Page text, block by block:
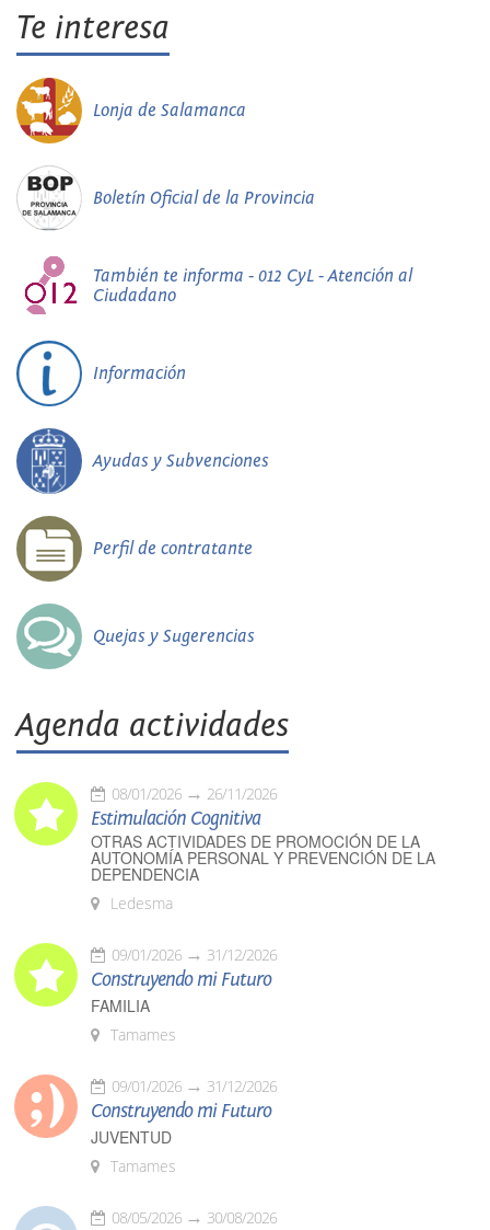
Te interesa
Lonja de Salamanca
Boletín Oficial de la Provincia
También te informa - 012 CyL - Atención al
Ciudadano
Información
Ayudas y Subvenciones
Perfil de contratante
Quejas y Sugerencias
Agenda actividades
08/01/2026 26/11/2026
Estimulación Cognitiva
OTRAS ACTIVIDADES DE PROMOCIÓN DE LA
AUTONOMÍA PERSONAL Y PREVENCIÓN DE LA
DEPENDENCIA
Ledesma
09/01/2026 31/12/2026
Construyendo mi Futuro
FAMILIA
Tamames
09/01/2026 31/12/2026
Construyendo mi Futuro
JUVENTUD
Tamames
08/05/2026 30/08/2026